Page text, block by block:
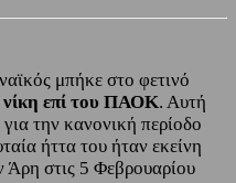
μπήκε στο φετινό
νίκη επί του ΠΑΟΚ. Αυτή
την κανονική περίοδο
ήττα του ήταν εκείνη
Άρη στις 5 Φεβρουαρίου